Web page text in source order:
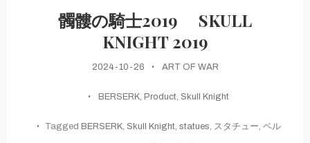
髑髏の騎士2019 SKULL
KNIGHT 2019
2024-10-26 ART OF WAR
BERSERK, Product, Skull Knight
Tagged BERSERK, Skull Knight, statues, スタチュー, ベル